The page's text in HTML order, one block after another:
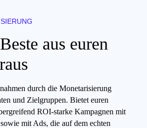
aus euren
durch die Monetarisierung
und Zielgruppen. Bietet euren
ROI-starke Kampagnen mit
mit Ads, die auf dem echten